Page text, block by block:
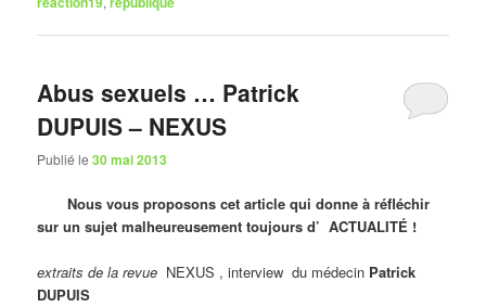
Abus sexuels … Patrick
DUPUIS – NEXUS
Publié le30 mai 2013
Nous vous proposons cet article qui donne à réfléchir
sur un sujet malheureusement toujours d’ ACTUALITÉ !
extraits de la revue NEXUS , interview du médecin Patrick
DUPUIS